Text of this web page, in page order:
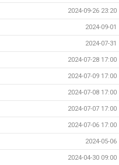
2024-09-26 23:20
2024-09-01
2024-07-31
2024-07-28 17:00
2024-07-09 17:00
2024-07-08 17:00
2024-07-07 17:00
2024-07-06 17:00
2024-05-06
2024-04-30 09:00